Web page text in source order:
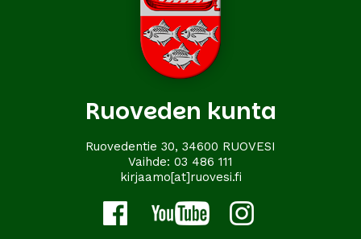
Ruoveden kunta
Ruovedentie 30, 34600 RUOVESI
Vaihde: 03 486 111
kirjaamo[at]ruovesi.fi